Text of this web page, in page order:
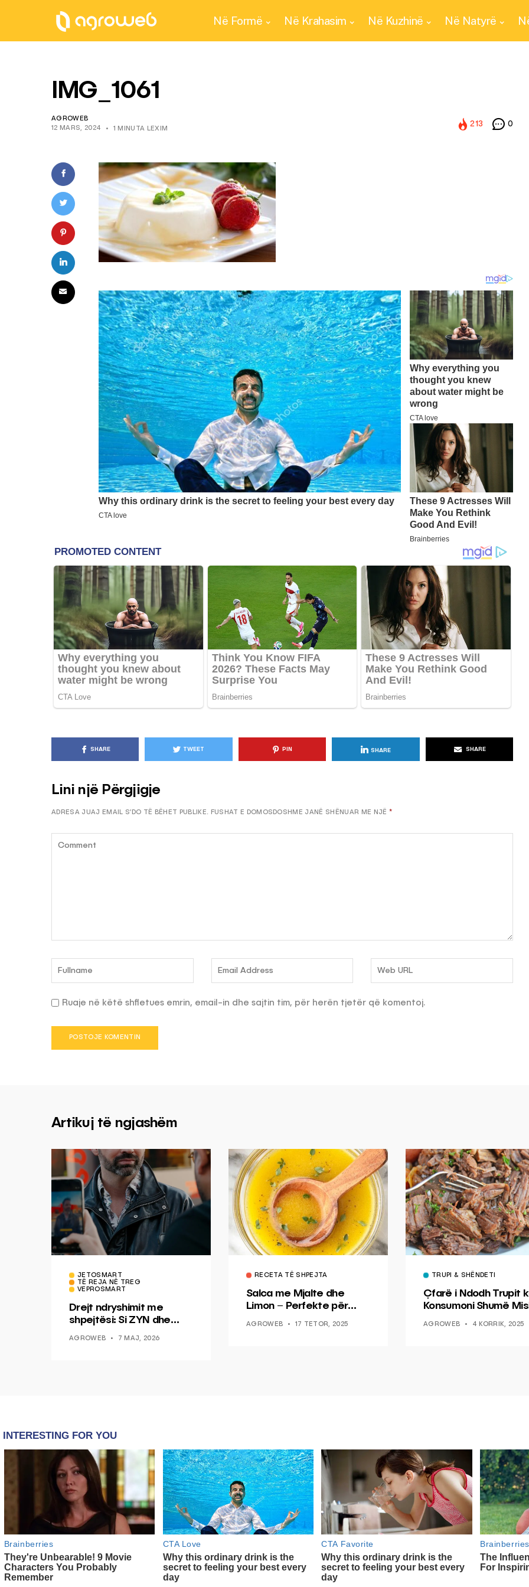
Në Formë Në Krahasim Në Kuzhinë Në Natyrë
IMG_1061
AGROWEB
12 MARS, 2024
1 MINUTA LEXIM
213 0
SHARE TWEET PIN SHARE SHARE
Lini një Përgjigje
ADRESA JUAJ EMAIL S’DO TË BËHET PUBLIKE. FUSHAT E DOMOSDOSHME JANË SHËNUAR ME NJË *
Ruaje në këtë shfletues emrin, email-in dhe sajtin tim, për herën tjetër që komentoj.
KËSHILLA & IDE
Pse Nuk Duhet të Përdorni
Letrën e Aluminit për Ruajtjen
e Ushqimeve
AGROWEB 7 QERSHOR, 2025
KËSHILLA & IDE
Rreziqet dhe Problemet që
Vijnë Nga Akulloret e
Vjetëruara
AGROWEB 10 QERSHOR, 2025
Artikuj të ngjashëm
JETOSMART
TË REJA NË TREG
VEPROSMART
Drejt ndryshimit me
shpejtësi: Si ZYN dhe
AGROWEB 7 MAJ, 2026
RECETA TË SHPEJTA
Salca me Mjalte dhe
Limon – Perfekte për
AGROWEB 17 TETOR, 2025
TRUPI & SHËNDETI
Çfarë i Ndodh Trupit
Konsumoni Shumë
AGROWEB 4 KORRIK, 2025